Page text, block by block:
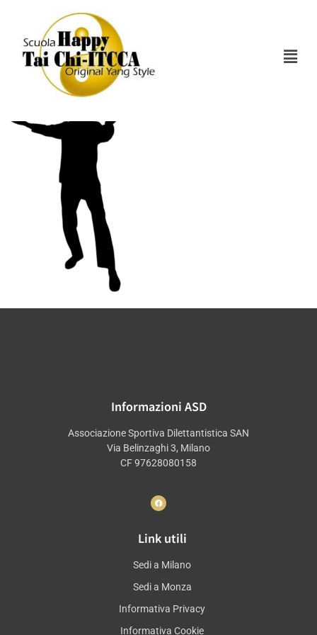
Tai-Chi-Real-13
Informazioni ASD
Associazione Sportiva Dilettantistica SAN
Via Belinzaghi 3, Milano
CF 97628080158
Link utili
Sedi a Milano
Sedi a Monza
Informativa Privacy
Informativa Cookie